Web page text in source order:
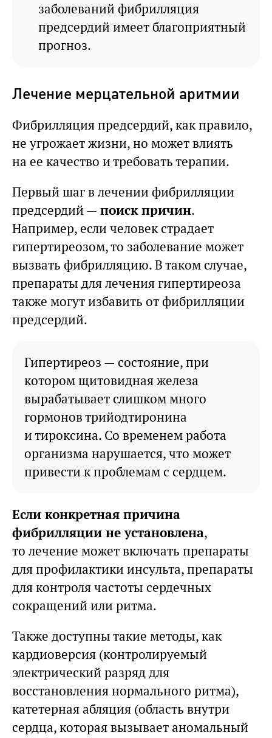
заболеваний фибрилляция
предсердий имеет благоприятный
прогноз.
Лечение мерцательной аритмии
Фибрилляция предсердий, как правило,
не угрожает жизни, но может влиять
на ее качество и требовать терапии.
Первый шаг в лечении фибрилляции
предсердий — поиск причин.
Например, если человек страдает
гипертиреозом, то заболевание может
вызвать фибрилляцию. В таком случае,
препараты для лечения гипертиреоза
также могут избавить от фибрилляции
предсердий.
Гипертиреоз — состояние, при
котором щитовидная железа
вырабатывает слишком много
гормонов трийодтиронина
и тироксина. Со временем работа
организма нарушается, что может
привести к проблемам с сердцем.
Если конкретная причина
фибрилляции не установлена,
то лечение может включать препараты
для профилактики инсульта, препараты
для контроля частоты сердечных
сокращений или ритма.
Также доступны такие методы, как
кардиоверсия (контролируемый
электрический разряд для
восстановления нормального ритма),
катетерная абляция (область внутри
сердца, которая вызывает аномальный